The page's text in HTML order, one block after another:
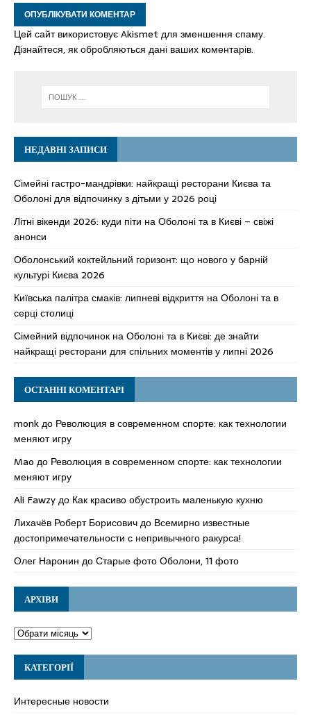
Цей сайт використовує Akismet для зменшення спаму.
Дізнайтеся, як обробляються дані ваших коментарів.
НЕДАВНІ ЗАПИСИ
Сімейні гастро-мандрівки: найкращі ресторани Києва та
Оболоні для відпочинку з дітьми у 2026 році
Літні вікенди 2026: куди піти на Оболоні та в Києві – свіжі
анонси
Оболонський коктейльний горизонт: що нового у барній
культурі Києва 2026
Київська палітра смаків: липневі відкриття на Оболоні та в
серці столиці
Сімейний відпочинок на Оболоні та в Києві: де знайти
найкращі ресторани для спільних моментів у липні 2026
ОСТАННІ КОМЕНТАРІ
monkдо Революция в современном спорте: как технологии
меняют игру
Mao до Революция в современном спорте: как технологии
меняют игру
Ali Fawzyдо Как красиво обустроить маленькую кухню
Лихачёв Роберт Борисовичдо Всемирно известные
достопримечательности с непривычного ракурса!
Олег Наронин доСтарые фото Оболони, 11 фото
АРХІВИ
КАТЕГОРІЇ
Интересные новости